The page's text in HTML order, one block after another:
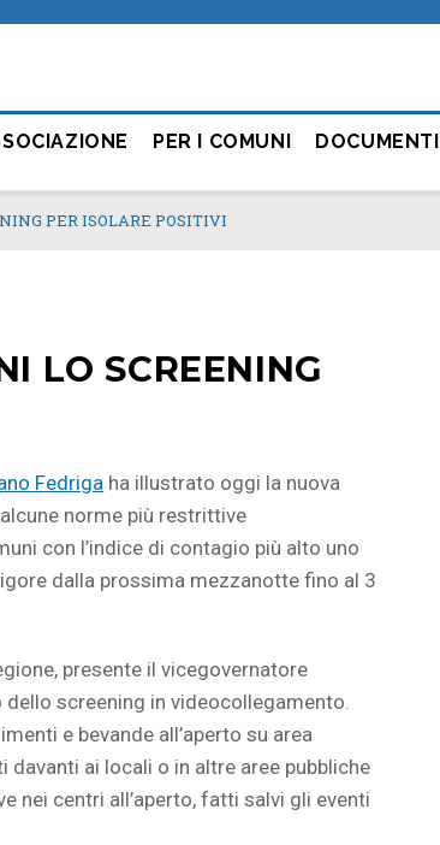
PER I COMUNI DOCUMENTI
PER ISOLARE POSITIVI
LO SCREENING
Fedriga ha illustrato oggi la nuova
norme più restrittive
con l’indice di contagio più alto uno
dalla prossima mezzanotte fino al 3
presente il vicegovernatore
dello screening in videocollegamento.
e bevande all’aperto su area
davanti ai locali o in altre aree pubbliche
nei centri all’aperto, fatti salvi gli eventi